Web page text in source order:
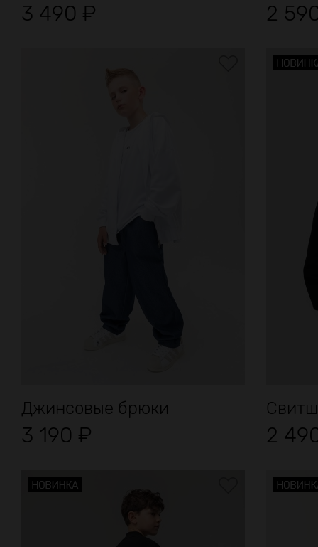
3 490 ₽ 2
Джинсовые брюки
3 190 ₽ 2